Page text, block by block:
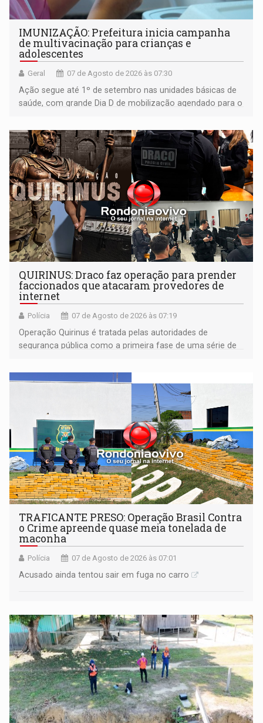
IMUNIZAÇÃO: Prefeitura inicia campanha
de multivacinação para crianças e
adolescentes
Geral 07 de Agosto de 2026 às 07:30
Ação segue até 1º de setembro nas unidades básicas de
saúde, com grande Dia D de mobilização agendado para o
QUIRINUS: Draco faz operação para prender
faccionados que atacaram provedores de
internet
Polícia 07 de Agosto de 2026 às 07:19
Operação Quirinus é tratada pelas autoridades de
segurança pública como a primeira fase de uma série de
TRAFICANTE PRESO: Operação Brasil Contra
o Crime apreende quase meia tonelada de
maconha
Polícia 07 de Agosto de 2026 às 07:01
Acusado ainda tentou sair em fuga no carro